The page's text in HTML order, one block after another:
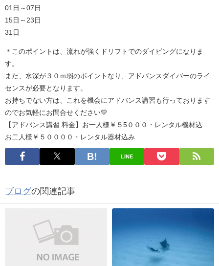
01日～07日
15日～23日
31日
＊このポイントは、流れが強くドリフトでのダイビングになりま
す。
また、水深が３０ｍ弱のポイントなり、アドバンスダイバーのライ
センスが必要となります。
お持ちでない方は、これを機会にアドバンス講習も行っております
のでお気軽にお問合せください💛
【アドバンス講習 料金】お一人様￥５5０００・レンタル機材込
お二人様￥５００００・レンタル器材込み
LINE
ブログの関連記事